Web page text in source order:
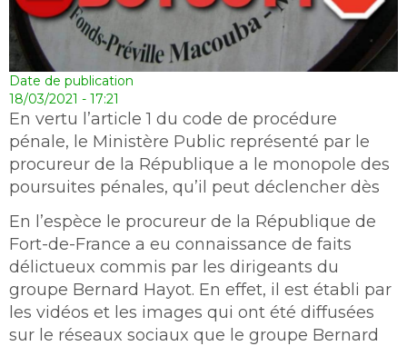
Date de publication
18/03/2021 - 17:21
En vertu l’article 1 du code de procédure
pénale, le Ministère Public représenté par le
procureur de la République a le monopole des
poursuites pénales, qu’il peut déclencher dès
En l’espèce le procureur de la République de
Fort-de-France a eu connaissance de faits
délictueux commis par les dirigeants du
groupe Bernard Hayot. En effet, il est établi par
les vidéos et les images qui ont été diffusées
sur le réseaux sociaux que le groupe Bernard